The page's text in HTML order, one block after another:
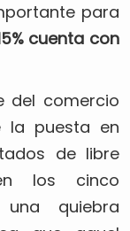
para
cuenta con
del comercio
la puesta en
de libre
los cinco
quiebra